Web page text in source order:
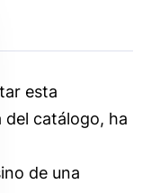
esta
del catálogo, ha
de una